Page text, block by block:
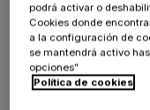
Servicios:
podrá activar o
Cookies donde
a la configuración de
se mantendrá activo
opciones”
Política de cookies